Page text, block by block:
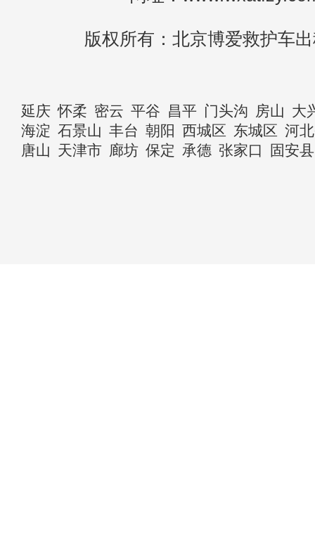
版权所有：北京博爱救护车
延庆 怀柔 密云 平谷 昌平 门头沟 房山 大
海淀 石景山 丰台 朝阳 西城区 东城区 河
唐山 天津市 廊坊 保定 承德 张家口 固安县